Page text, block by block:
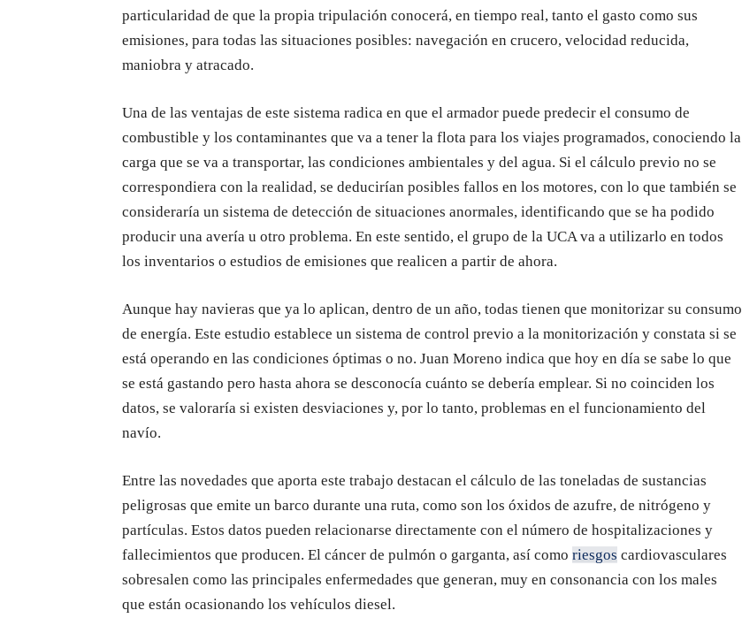
particularidad de que la propia tripulación conocerá, en tiempo real, tanto el gasto como sus
emisiones, para todas las situaciones posibles: navegación en crucero, velocidad reducida,
maniobra y atracado.
Una de las ventajas de este sistema radica en que el armador puede predecir el consumo de
combustible y los contaminantes que va a tener la flota para los viajes programados, conociendo la
carga que se va a transportar, las condiciones ambientales y del agua. Si el cálculo previo no se
correspondiera con la realidad, se deducirían posibles fallos en los motores, con lo que también se
consideraría un sistema de detección de situaciones anormales, identificando que se ha podido
producir una avería u otro problema. En este sentido, el grupo de la UCA va a utilizarlo en todos
los inventarios o estudios de emisiones que realicen a partir de ahora.
Aunque hay navieras que ya lo aplican, dentro de un año, todas tienen que monitorizar su consumo
de energía. Este estudio establece un sistema de control previo a la monitorización y constata si se
está operando en las condiciones óptimas o no. Juan Moreno indica que hoy en día se sabe lo que
se está gastando pero hasta ahora se desconocía cuánto se debería emplear. Si no coinciden los
datos, se valoraría si existen desviaciones y, por lo tanto, problemas en el funcionamiento del
navío.
Entre las novedades que aporta este trabajo destacan el cálculo de las toneladas de sustancias
peligrosas que emite un barco durante una ruta, como son los óxidos de azufre, de nitrógeno y
partículas. Estos datos pueden relacionarse directamente con el número de hospitalizaciones y
fallecimientos que producen. El cáncer de pulmón o garganta, así como riesgos cardiovasculares
sobresalen como las principales enfermedades que generan, muy en consonancia con los males
que están ocasionando los vehículos diesel.